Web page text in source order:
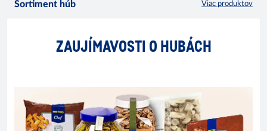
Sortiment húb Viac produktov
ZAUJÍMAVOSTI O HUBÁCH